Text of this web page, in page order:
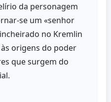
da personagem
se um «senhor
no Kremlin
origens do poder
que surgem do